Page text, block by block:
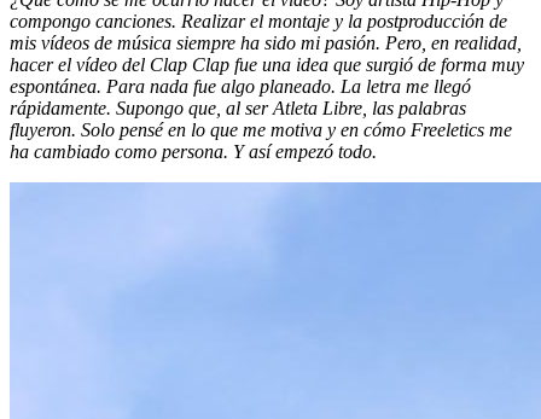
compongo canciones. Realizar el montaje y la postproducción de
mis vídeos de música siempre ha sido mi pasión. Pero, en realidad,
hacer el vídeo del Clap Clap fue una idea que surgió de forma muy
espontánea. Para nada fue algo planeado. La letra me llegó
rápidamente. Supongo que, al ser Atleta Libre, las palabras
fluyeron. Solo pensé en lo que me motiva y en cómo Freeletics me
ha cambiado como persona. Y así empezó todo.